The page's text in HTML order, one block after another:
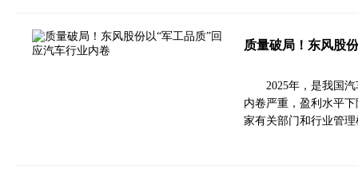
质量破局！东风股
2025年，是我国
内卷严重，盈利水平
家有关部门和行业管